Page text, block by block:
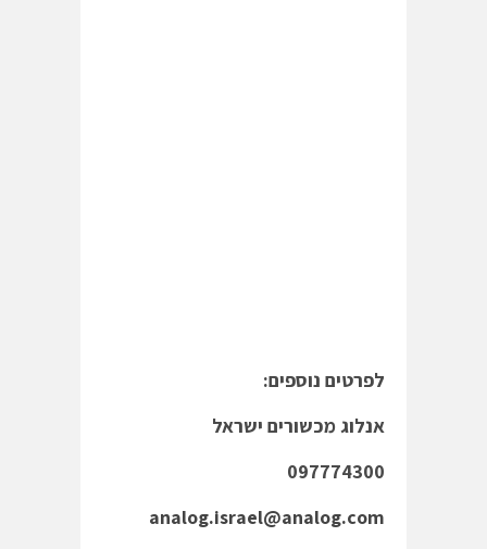
לפרטים נוספים:
אנלוג מכשורים ישראל
097774300
analog.israel@analog.com